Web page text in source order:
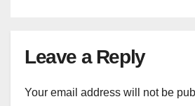
Leave a Reply
Your email address will not be